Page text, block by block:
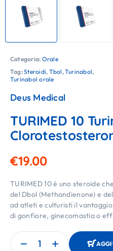
Categoria: Orale
Tag:Steroidi, Tbol ,Turinabol,
Turinabol orale
Deus Medical
TURIMED 10
€19.00
TURIMED 10 è uno steroide
del Dbol (Methandienone) e
ad atleti e culturisti il
di gonfiore, ginecomastia o